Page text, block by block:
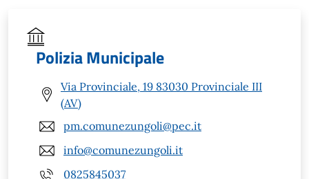
Polizia Municipale
Via Provinciale, 19 83030 Provinciale III
(AV)
pm.comunezungoli@pec.it
info@comunezungoli.it
0825845037